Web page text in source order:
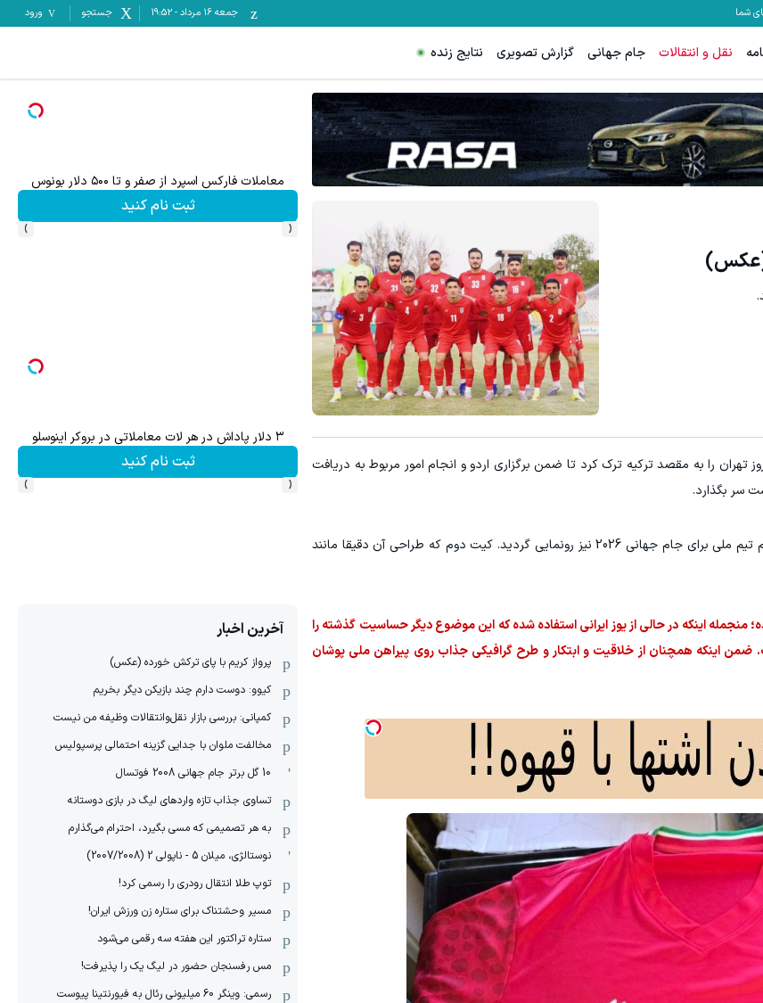
شما جمعه ۱۶ مرداد -
19:52 جستجو ورود
نقل و انتقالات جام جهانی گزارش تصویری نتایج زنده
(عکس)
تهران را به مقصد ترکیه ترک کرد تا ضمن برگزاری اردو و انجام امور مربوط به دریافت
سر بگذارد.
در مراسم بدرقه‌ای که برای ملی پوشان گرفته شد از کیت دوم تیم ملی برای جام جهانی 2026 نیز رونمایی گردید. کیت دوم که طراحی آن دقیقا مانند
منجمله اینکه در حالی از یوز ایرانی استفاده شده که این موضوع دیگر حساسیت گذشته را
اینکه همچنان از خلاقیت و ابتکار و طرح گرافیکی جذاب روی پیراهن ملی پوشان
معاملات فارکس اسپرد از صفر و تا ۵۰۰ دلار بونوس
ثبت نام کنید
‹
›
۳ دلار پاداش در هر لات معاملاتی در بروکر اینوسلو
ثبت نام کنید
‹
›
آخرین اخبار
پرواز کریم با پای ترکش خورده (عکس)
کیوو: دوست دارم چند بازیکن دیگر بخریم
کمپانی: بررسی بازار نقل‌وانتقالات وظیفه من نیست
مخالفت ملوان با جدایی گزینه احتمالی پرسپولیس
10 گل برتر جام جهانی 2008 فوتسال
تساوی جذاب تازه واردهای لیگ در بازی دوستانه
به هر تصمیمی که مسی بگیرد، احترام می‌گذارم
نوستالژی، میلان 5 - ناپولی 2 (2007/2008)
توپ طلا انتقال رودری را رسمی کرد!
مسیر وحشتناک برای ستاره زن ورزش ایران!
ستاره تراکتور این هفته سه رقمی می‌شود
مس رفسنجان حضور در لیگ یک را پذیرفت!
رسمی: وینگر 60 میلیونی رئال به فیورنتینا پیوست